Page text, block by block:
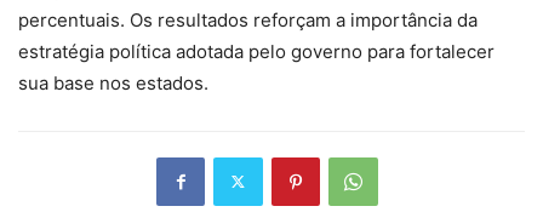
percentuais. Os resultados reforçam a importância da
estratégia política adotada pelo governo para fortalecer
sua base nos estados.